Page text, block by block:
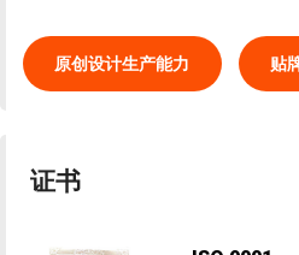
原创设计生产能力 贴
证书